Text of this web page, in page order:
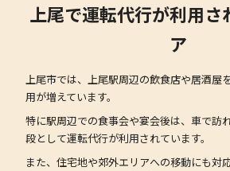
上尾で運転代行が利用さ
ア
上尾市では、上尾駅周辺の飲食店や居酒屋
用が増えています。
特に駅周辺での食事会や宴会後は、車で訪
段として運転代行が利用されています。
また、住宅地や郊外エリアへの移動にも対